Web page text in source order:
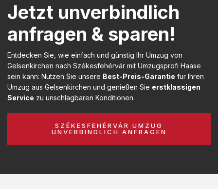
Jetzt unverbindlich
anfragen & sparen!
Entdecken Sie, wie einfach und günstig Ihr Umzug von
Gelsenkirchen nach Székesfehérvár mit Umzugsprofi Haase
sein kann: Nutzen Sie unsere Best-Preis-Garantie für Ihren
Umzug aus Gelsenkirchen und genießen Sie erstklassigen
Service zu unschlagbaren Konditionen.
SZÉKESFEHÉRVÁR UMZUG
UNVERBINDLICH ANFRAGEN